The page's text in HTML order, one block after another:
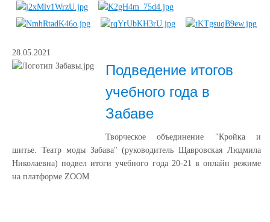
28.05.2021
Подведение итогов
учебного года в
Забаве
Творческое объединение "Кройка и
шитье. Театр моды Забава" (руководитель Щавровская Людмила
Николаевна) подвел итоги учебного года 20-21 в онлайн режиме
на платформе ZOOM